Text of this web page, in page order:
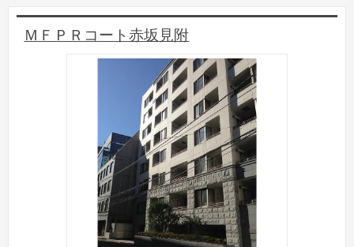
ＭＦＰＲコート赤坂見附